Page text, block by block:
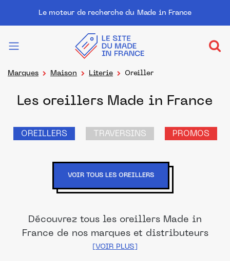
Le moteur de recherche du Made in France
Marques Maison Literie Oreiller
Les oreillers Made in France
OREILLERS TRAVERSINS PROMOS
VOIR TOUS LES OREILLERS
Découvrez tous les oreillers Made in
France de nos marques et distributeurs
partenaires. Des produits fabriqués dans